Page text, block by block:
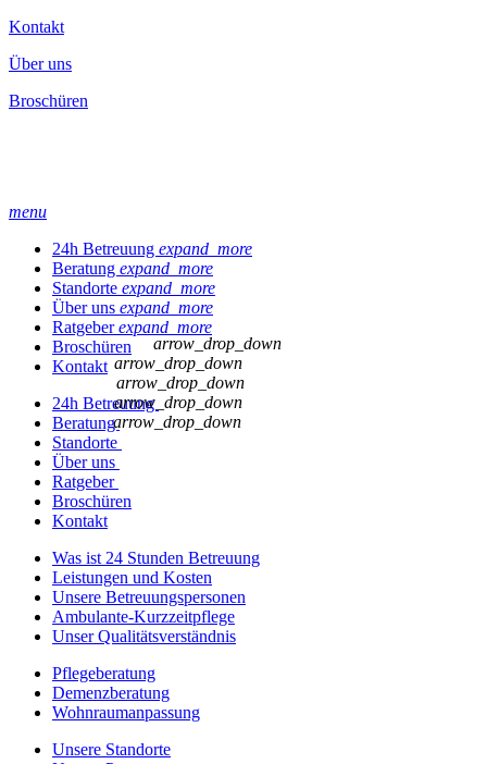
Kontakt
Über uns
Broschüren
menu
24h Betreuung expand_more
Beratung expand_more
Standorte expand_more
Über uns expand_more
Ratgeberexpand_more
Broschüren
Kontakt
24h Betreuung
arrow_drop_down
Beratung
arrow_drop_down
Standorte
arrow_drop_down
Über uns
arrow_drop_down
Ratgeber
arrow_drop_down
Broschüren
Kontakt
Was ist 24 Stunden Betreuung
Leistungen und Kosten
Unsere Betreuungspersonen
Ambulante-Kurzzeitpflege
Unser Qualitätsverständnis
Pflegeberatung
Demenzberatung
Wohnraumanpassung
Unsere Standorte